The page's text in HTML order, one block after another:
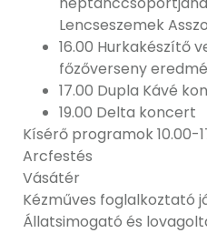
Lencseszemek
16.00 Hurkakészítő
főzőverseny
17.00 Dupla Kávé
19.00 Delta koncert
Kísérő programok 10.00-
Arcfestés
Vásátér
Kézműves foglalkoztató
Állatsimogató és